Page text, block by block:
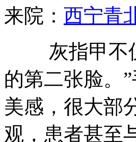
来院： 西宁青
灰指甲不仅
的第二张脸。
美感，很大部
观，患者甚至